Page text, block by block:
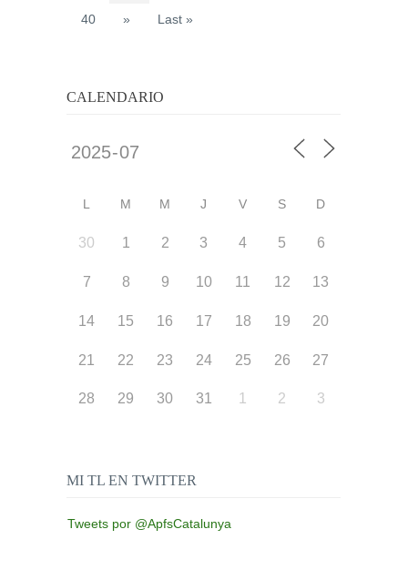
40 » Last »
CALENDARIO
L M M J V S D
30 1 2 3 4 5 6
7 8 9 10 11 12 13
14 15 16 17 18 19 20
21 22 23 24 25 26 27
28 29 30 31 1 2 3
MI TL EN TWITTER
Tweets por @ApfsCatalunya